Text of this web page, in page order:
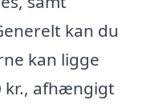
kan du
kan ligge
kr., afhængigt